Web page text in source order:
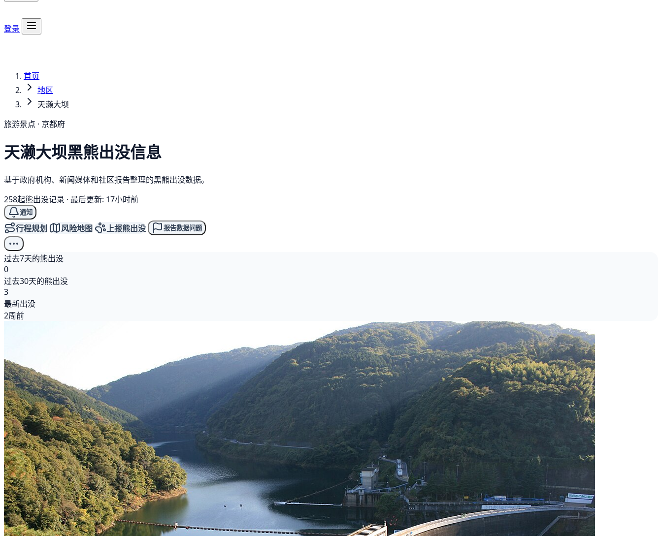
登录
首页
地区
天濑大坝
旅游景点 · 京都府
天濑大坝黑熊出没信息
基于政府机构、新闻媒体和社区报告整理的黑熊出没数据。
258起熊出没记录 · 最后更新: 17小时前
通知
行程规划 风险地图 上报熊出没 报告数据问题
过去7天的熊出没
0
过去30天的熊出没
3
最新出没
2周前